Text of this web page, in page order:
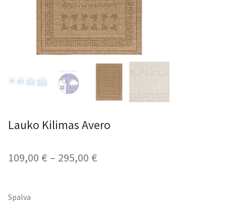
Lauko Kilimas Avero
109,00 € – 295,00 €
Spalva